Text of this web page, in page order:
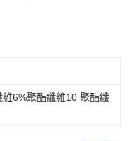
6%聚酯纖維10 聚酯纖